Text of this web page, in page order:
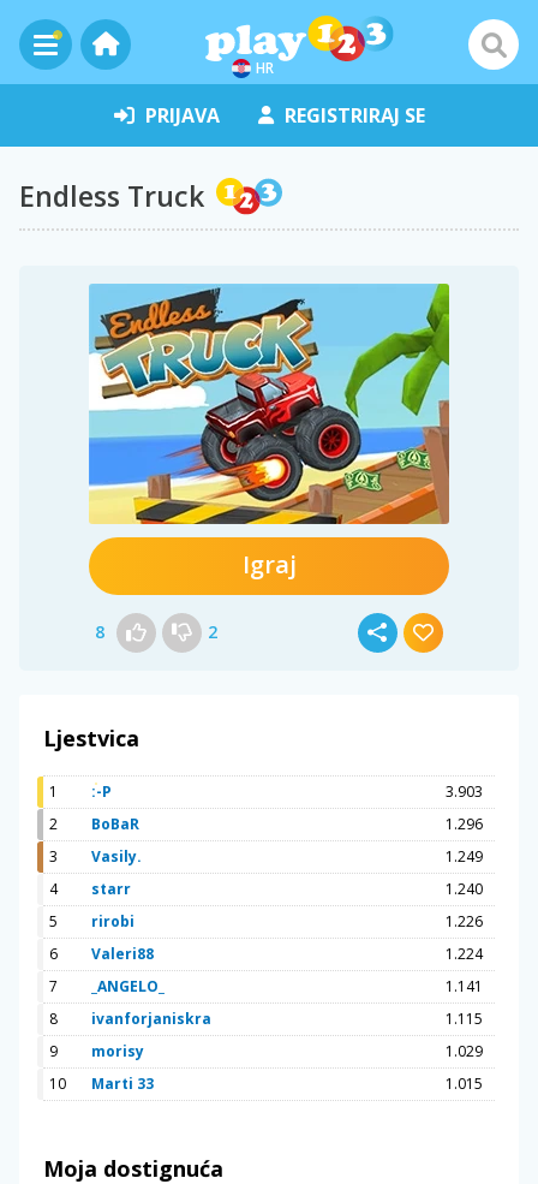
HR
PRIJAVA REGISTRIRAJ SE
Endless Truck
Igraj
8 2
Ljestvica
1 :-P
3.903
2
BoBaR
1.296
3
Vasily.
1.249
4
starr
1.240
5
rirobi
1.226
6
Valeri88
1.224
7
_ANGELO_
1.141
8
ivanforjaniskra
1.115
9
morisy
1.029
10
Marti 33 1.015
Moja dostignuća